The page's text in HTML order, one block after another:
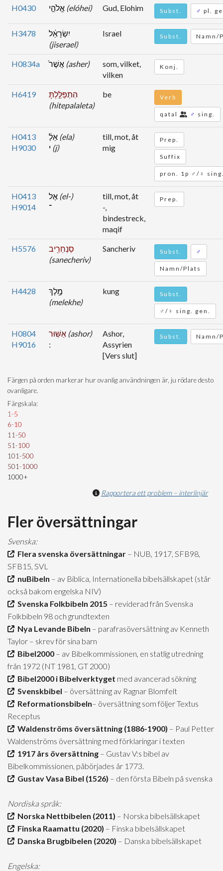
H0430 (elóhei) Gud, Elohim Subst. ♂ pl.
H3478
יִשְׂרָאֵ֔ל
(jiserael)
Israel Subst. Namn/
H0834a (asher)
som, vilket,
vilken
Konj.
H6419
הִתְפַּלַּ֣לְתָּ
(hitepalaleta)
be Verb
qatal ♂ sing.
H0413
H9030
(ela)
(j)
till, mot, åt
mig
Prep.
Suffix
pron. 1p ♂/♀
H0413
H9014
(el-)
־
till, mot, åt
-,
bindestreck,
maqif
Prep.
H5576
סַנְחֵרִ֖יב
(sanecheriv)
Sancheriv Subst. ♂
Namn/Plats
H4428
מֶ֥לֶךְ
(melekhe)
kung Subst.
♂/♀ sing. gen.
H0804
H9016
(ashor)
Ashor,
Assyrien
[Vers slut]
Subst. Namn/
Färgen på orden markerar hur ovanlig användningen är, ju rödare desto
ovanligare.
Färgskala:
1-5
6-10
11-50
51-100
101-500
501-1000
1000+
Rapportera ett problem – interlinjär
Fler översättningar
Svenska:
Flera svenska översättningar – NUB, 1917, SFB98,
SFB15, SVL
nuBibeln – av Biblica, Internationella bibelsällskapet (står
också bakom engelska NIV)
Svenska Folkbibeln 2015 – reviderad från Svenska
Folkbibeln 98 och grundtexten
Nya Levande Bibeln – parafrasöversättning av Kenneth
Taylor – skrev för sina barn
Bibel2000 – av Bibelkommissionen, en statlig utredning
från 1972 (NT 1981, GT 2000)
Bibel2000 i Bibelverktyget med avancerad sökning
Svenskbibel – översättning av Ragnar Blomfelt
Reformationsbibeln– översättning som följer Textus
Receptus
Waldenströms översättning (1886-1900) – Paul Petter
Waldenströms översättning med förklaringar i texten
1917 års översättning – Gustav V:s bibel av
Bibelkommissionen, påbörjades år 1773.
Gustav Vasa Bibel (1526) – den första Bibeln på svenska
Nordiska språk:
Norska Nettbibelen (2011) – Norska bibelsällskapet
Finska Raamattu (2020) – Finska bibelsällskapet
Danska Brugbibelen (2020) – Danska bibelsällskapet
Engelska: